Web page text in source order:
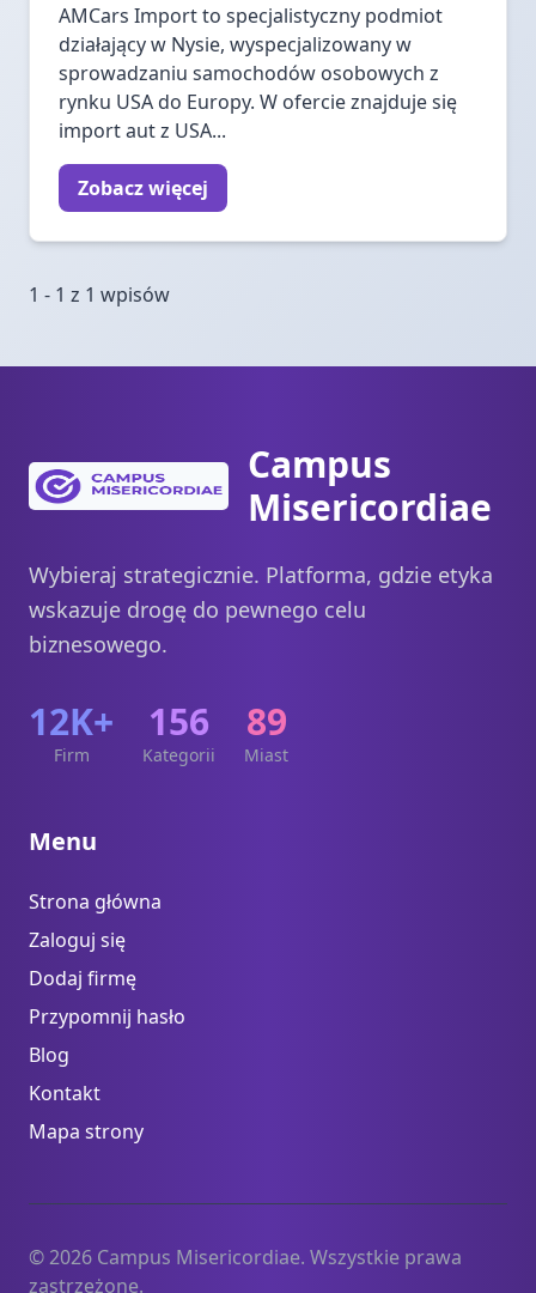
AMCars Import to specjalistyczny podmiot
działający w Nysie, wyspecjalizowany w
sprowadzaniu samochodów osobowych z
rynku USA do Europy. W ofercie znajduje się
import aut z USA...
Zobacz więcej
1 - 1 z 1 wpisów
Campus
Misericordiae
Wybieraj strategicznie. Platforma, gdzie etyka
wskazuje drogę do pewnego celu
biznesowego.
12K+
Firm
156
Kategorii
89
Miast
Menu
Strona główna
Zaloguj się
Dodaj firmę
Przypomnij hasło
Blog
Kontakt
Mapa strony
© 2026 Campus Misericordiae. Wszystkie prawa
zastrzeżone.